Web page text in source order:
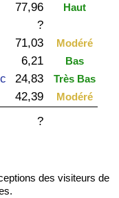
77,96 Haut
?
71,03 Modéré
6,21 Bas
24,83 Très Bas
42,39 Modéré
?
des visiteurs de